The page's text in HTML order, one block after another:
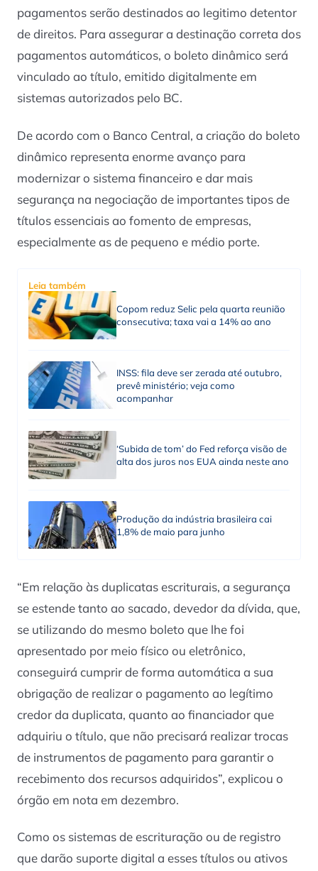
pagamentos serão destinados ao legitimo detentor
de direitos. Para assegurar a destinação correta dos
pagamentos automáticos, o boleto dinâmico será
vinculado ao título, emitido digitalmente em
sistemas autorizados pelo BC.
De acordo com o Banco Central, a criação do boleto
dinâmico representa enorme avanço para
modernizar o sistema financeiro e dar mais
segurança na negociação de importantes tipos de
títulos essenciais ao fomento de empresas,
especialmente as de pequeno e médio porte.
Leia também
Copom reduz Selic pela quarta reunião
consecutiva; taxa vai a 14% ao ano
INSS: fila deve ser zerada até outubro,
prevê ministério; veja como
acompanhar
‘Subida de tom’ do Fed reforça visão de
alta dos juros nos EUA ainda neste ano
Produção da indústria brasileira cai
1,8% de maio para junho
“Em relação às duplicatas escriturais, a segurança
se estende tanto ao sacado, devedor da dívida, que,
se utilizando do mesmo boleto que lhe foi
apresentado por meio físico ou eletrônico,
conseguirá cumprir de forma automática a sua
obrigação de realizar o pagamento ao legítimo
credor da duplicata, quanto ao financiador que
adquiriu o título, que não precisará realizar trocas
de instrumentos de pagamento para garantir o
recebimento dos recursos adquiridos”, explicou o
órgão em nota em dezembro.
Como os sistemas de escrituração ou de registro
que darão suporte digital a esses títulos ou ativos